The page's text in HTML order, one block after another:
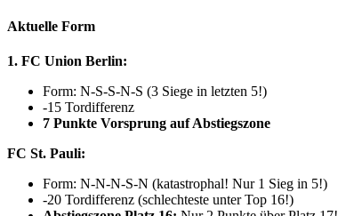
Aktuelle Form
1. FC Union Berlin:
Form: N-S-S-N-S (3 Siege in letzten 5!)
-15 Tordifferenz
7 Punkte Vorsprung auf Abstiegszone
FC St. Pauli:
Form: N-N-N-S-N (katastrophal! Nur 1 Sieg in 5!)
-20 Tordifferenz (schlechteste unter Top 16!)